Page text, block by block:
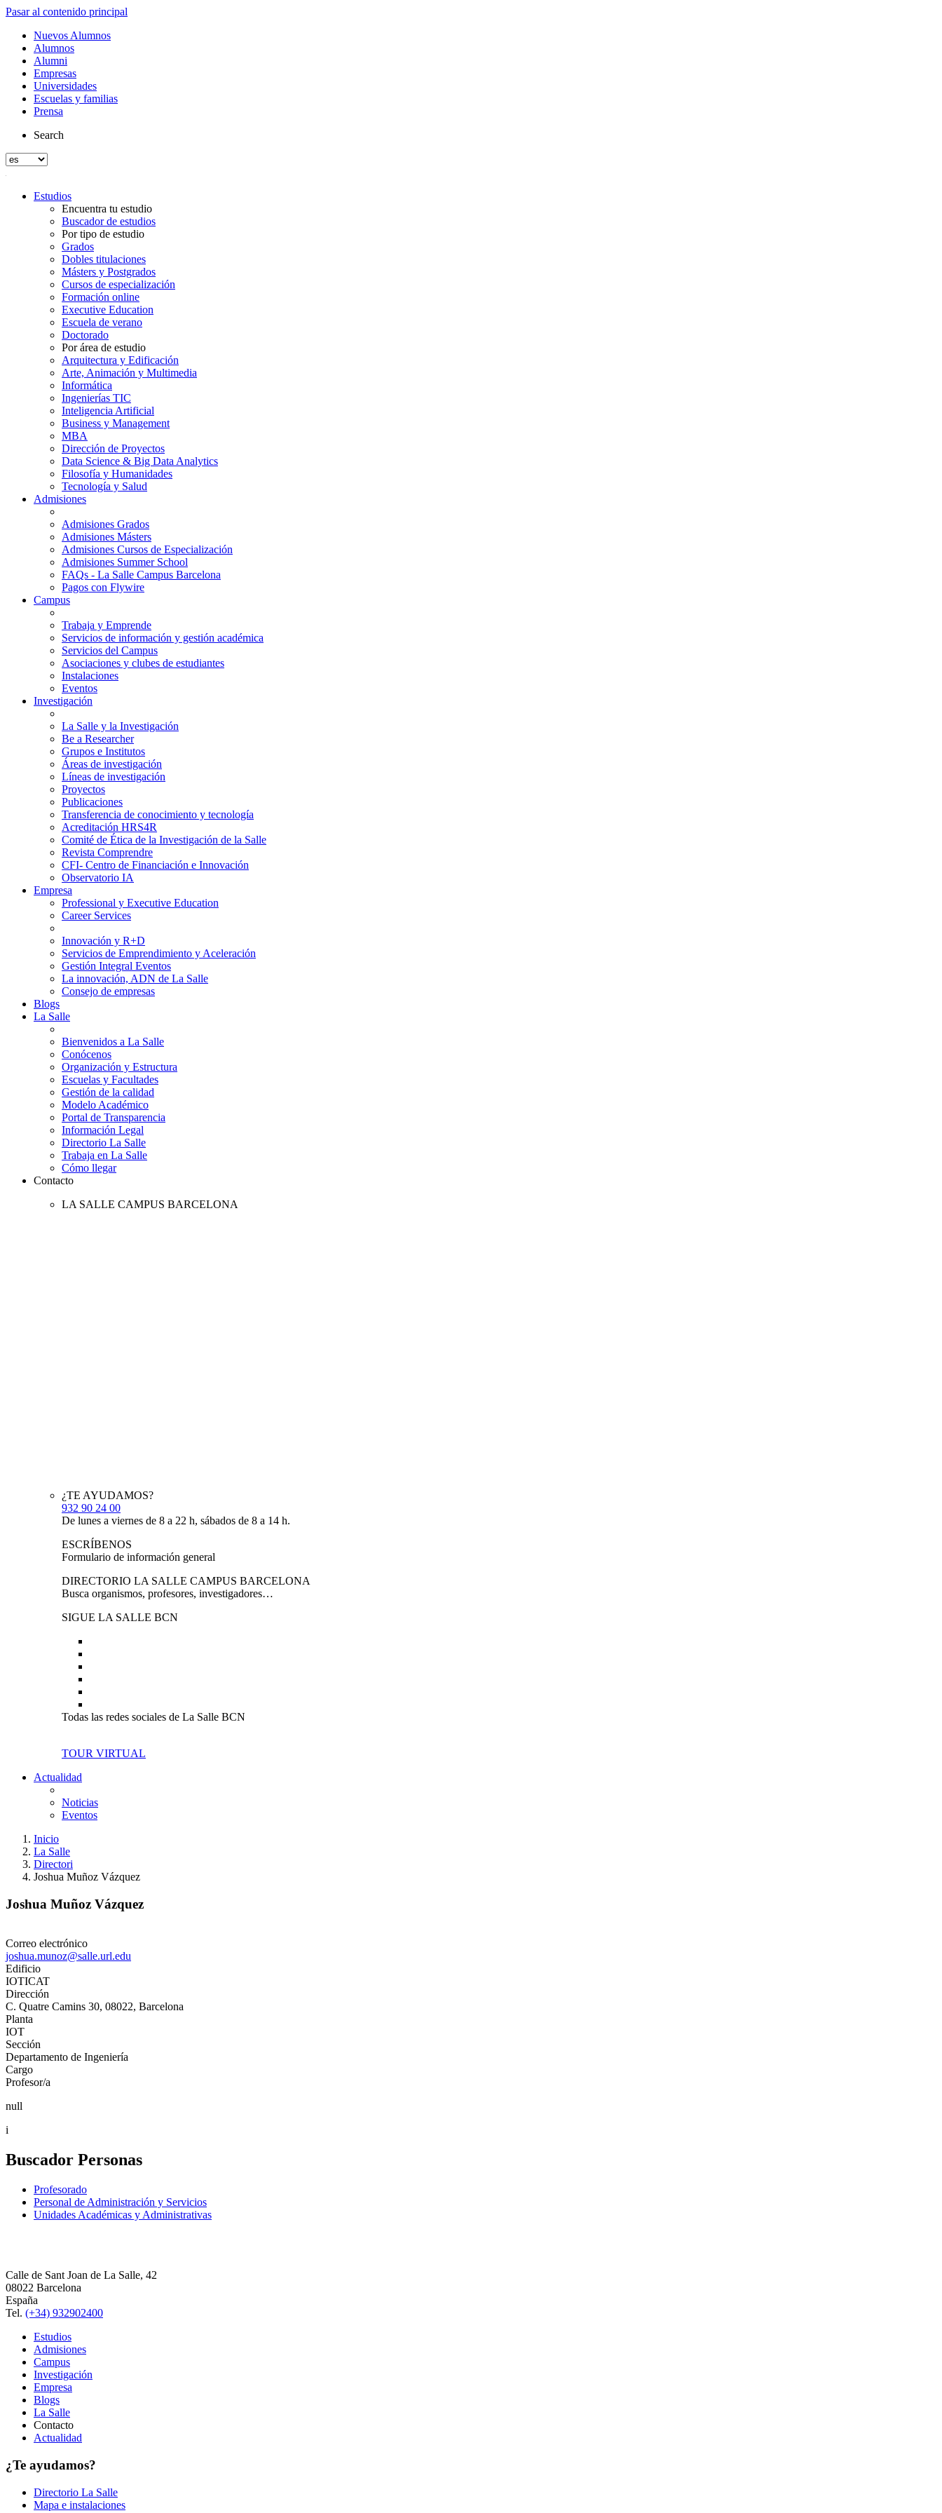
Pasar al contenido principal
Nuevos Alumnos
Alumnos
Alumni
Empresas
Universidades
Escuelas y familias
Prensa
Search
Estudios
Encuentra tu estudio
Buscador de estudios
Por tipo de estudio
Grados
Dobles titulaciones
Másters y Postgrados
Cursos de especialización
Formación online
Executive Education
Escuela de verano
Doctorado
Por área de estudio
Arquitectura y Edificación
Arte, Animación y Multimedia
Informática
Ingenierías TIC
Inteligencia Artificial
Business y Management
MBA
Dirección de Proyectos
Data Science & Big Data Analytics
Filosofía y Humanidades
Tecnología y Salud
Admisiones
Admisiones Grados
Admisiones Másters
Admisiones Cursos de Especialización
Admisiones Summer School
FAQs - La Salle Campus Barcelona
Pagos con Flywire
Campus
Trabaja y Emprende
Servicios de información y gestión académica
Servicios del Campus
Asociaciones y clubes de estudiantes
Instalaciones
Eventos
Investigación
La Salle y la Investigación
Be a Researcher
Grupos e Institutos
Áreas de investigación
Líneas de investigación
Proyectos
Publicaciones
Transferencia de conocimiento y tecnología
Acreditación HRS4R
Comité de Ética de la Investigación de la Salle
Revista Comprendre
CFI- Centro de Financiación e Innovación
Observatorio IA
Empresa
Professional y Executive Education
Career Services
Innovación y R+D
Servicios de Emprendimiento y Aceleración
Gestión Integral Eventos
La innovación, ADN de La Salle
Consejo de empresas
Blogs
La Salle
Bienvenidos a La Salle
Conócenos
Organización y Estructura
Escuelas y Facultades
Gestión de la calidad
Modelo Académico
Portal de Transparencia
Información Legal
Directorio La Salle
Trabaja en La Salle
Cómo llegar
Contacto
LA SALLE CAMPUS BARCELONA
¿TE AYUDAMOS?
932 90 24 00
De lunes a viernes de 8 a 22 h, sábados de 8 a 14 h.
ESCRÍBENOS
Formulario de información general
DIRECTORIO LA SALLE CAMPUS BARCELONA
Busca organismos, profesores, investigadores…
SIGUE LA SALLE BCN
Todas las redes sociales de La Salle BCN
TOUR VIRTUAL
Actualidad
Noticias
Eventos
Inicio
La Salle
Directori
Joshua Muñoz Vázquez
Joshua Muñoz Vázquez
Correo electrónico
joshua.munoz@salle.url.edu
Edificio
IOTICAT
Dirección
C. Quatre Camins 30, 08022, Barcelona
Planta
IOT
Sección
Departamento de Ingeniería
Cargo
Profesor/a
null
i
Buscador Personas
Profesorado
Personal de Administración y Servicios
Unidades Académicas y Administrativas
Calle de Sant Joan de La Salle, 42
08022 Barcelona
España
Tel. (+34) 932902400
Estudios
Admisiones
Campus
Investigación
Empresa
Blogs
La Salle
Contacto
Actualidad
¿Te ayudamos?
Directorio La Salle
Mapa e instalaciones